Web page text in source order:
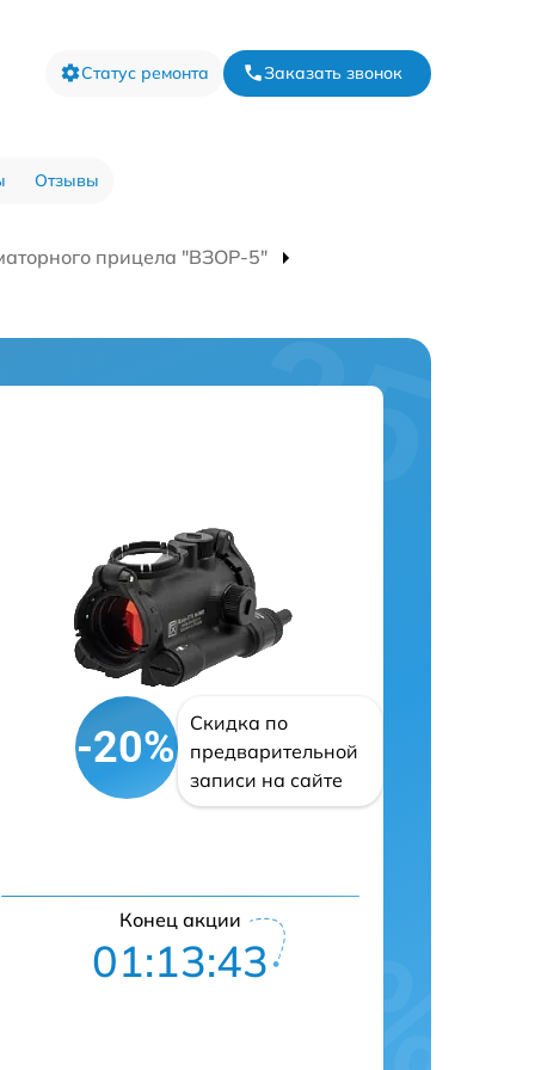
Статус ремонта Заказать звонок
Отзывы
прицела "ВЗОР-5"
-20%
Скидка по
предварительной
записи на сайте
Конец акции
01:13:42